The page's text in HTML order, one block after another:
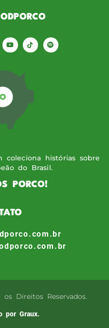
histórias sobre
do Brasil.
PORCO!
Direitos Reservados.
por Graux.